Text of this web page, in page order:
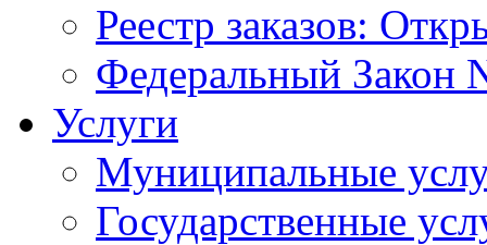
Реестр заказов:
Федеральный Закон
Услуги
Муниципальные
Государственные